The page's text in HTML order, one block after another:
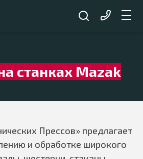
станках Mazak
Прессов» предлагает
и обработке широкого